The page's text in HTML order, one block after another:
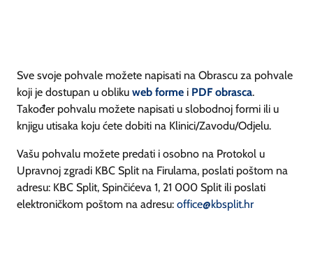
Sve svoje pohvale možete napisati na Obrascu za pohvale
koji je dostupan u obliku web forme i PDF obrasca.
Također pohvalu možete napisati u slobodnoj formi ili u
knjigu utisaka koju ćete dobiti na Klinici/Zavodu/Odjelu.
Vašu pohvalu možete predati i osobno na Protokol u
Upravnoj zgradi KBC Split na Firulama, poslati poštom na
adresu: KBC Split, Spinčićeva 1, 21 000 Split ili poslati
elektroničkom poštom na adresu: office@kbsplit.hr